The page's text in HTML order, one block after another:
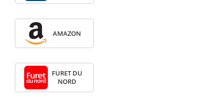
AMAZON
FURET DU
NORD